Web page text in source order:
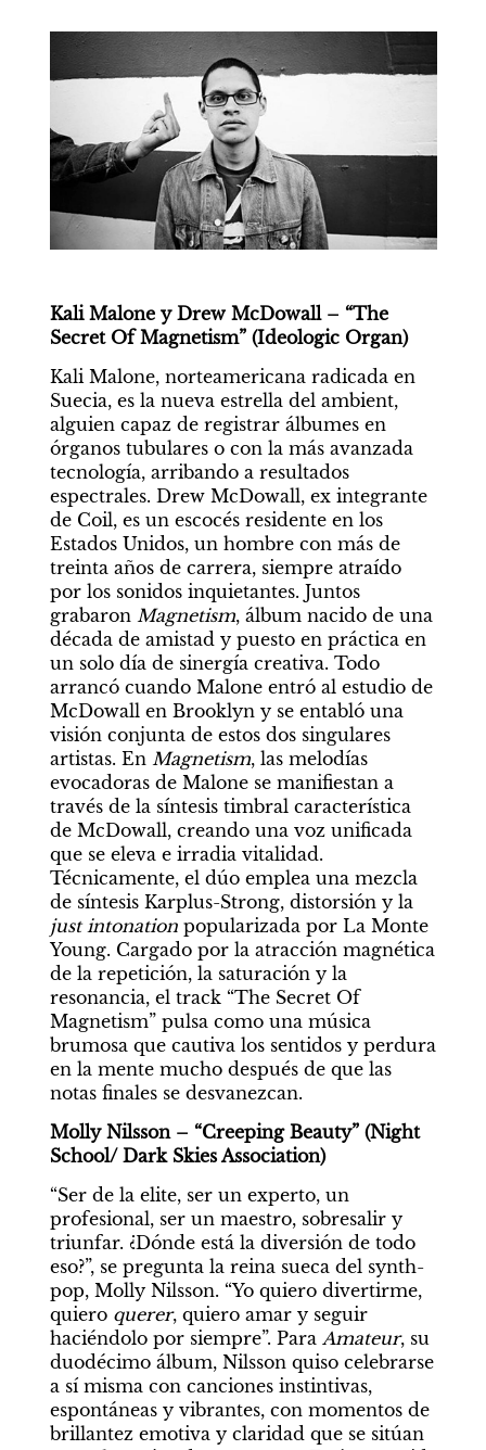
Kali Malone y Drew McDowall – “The
Secret Of Magnetism” (Ideologic Organ)
Kali Malone, norteamericana radicada en
Suecia, es la nueva estrella del ambient,
alguien capaz de registrar álbumes en
órganos tubulares o con la más avanzada
tecnología, arribando a resultados
espectrales. Drew McDowall, ex integrante
de Coil, es un escocés residente en los
Estados Unidos, un hombre con más de
treinta años de carrera, siempre atraído
por los sonidos inquietantes. Juntos
grabaron Magnetism, álbum nacido de una
década de amistad y puesto en práctica en
un solo día de sinergía creativa. Todo
arrancó cuando Malone entró al estudio de
McDowall en Brooklyn y se entabló una
visión conjunta de estos dos singulares
artistas. En Magnetism, las melodías
evocadoras de Malone se manifiestan a
través de la síntesis timbral característica
de McDowall, creando una voz unificada
que se eleva e irradia vitalidad.
Técnicamente, el dúo emplea una mezcla
de síntesis Karplus-Strong, distorsión y la
just intonation popularizada por La Monte
Young. Cargado por la atracción magnética
de la repetición, la saturación y la
resonancia, el track “The Secret Of
Magnetism” pulsa como una música
brumosa que cautiva los sentidos y perdura
en la mente mucho después de que las
notas finales se desvanezcan.
Molly Nilsson – “Creeping Beauty” (Night
School/ Dark Skies Association)
“Ser de la elite, ser un experto, un
profesional, ser un maestro, sobresalir y
triunfar. ¿Dónde está la diversión de todo
eso?”, se pregunta la reina sueca del synth-
pop, Molly Nilsson. “Yo quiero divertirme,
quiero querer, quiero amar y seguir
haciéndolo por siempre”. Para Amateur, su
duodécimo álbum, Nilsson quiso celebrarse
a sí misma con canciones instintivas,
espontáneas y vibrantes, con momentos de
brillantez emotiva y claridad que se sitúan